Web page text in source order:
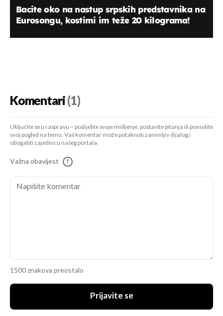
Bacite oko na nastup srpskih predstavnika na
Eurosongu, kostimi im teže 20 kilograma!
Komentari(1)
Uključite se u raspravu – podijelite svoje mišljenje, postavite pitanja ili ponudite
svoj pogled na temu. Vaš komentar može potaknuti zanimljiv dijalog i
obogatiti zajednicu našeg portala.
Važna obavijest !
1500 znakova preostalo
Prijavite se